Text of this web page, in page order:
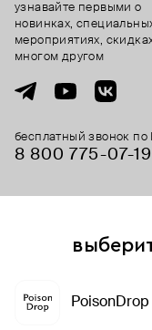
бесплатный звонок по
8 800 775⁠-07⁠-19
узнавайте первыми о
новинках,
мероприятиях,
многом другом
PoisonDrop
и сервисы
вы соглашаетесь с